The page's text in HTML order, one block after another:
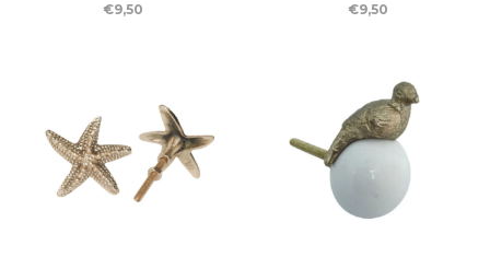
€9,50 €9,50